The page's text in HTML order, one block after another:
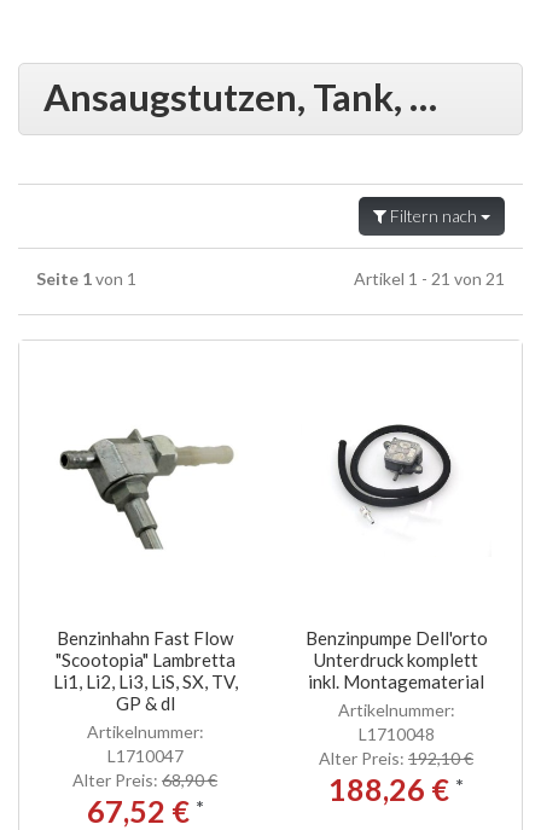
Ansaugstutzen, Tank, …
Filtern nach
Seite 1von 1 Artikel 1 - 21 von 21
Benzinhahn Fast Flow
"Scootopia" Lambretta
Li1, Li2, Li3, LiS, SX, TV,
GP & dl
Artikelnummer:
L1710047
Alter Preis: 68,90 €
67,52 € *
Benzinpumpe Dell'orto
Unterdruck komplett
inkl. Montagematerial
Artikelnummer:
L1710048
Alter Preis: 192,10 €
188,26 € *